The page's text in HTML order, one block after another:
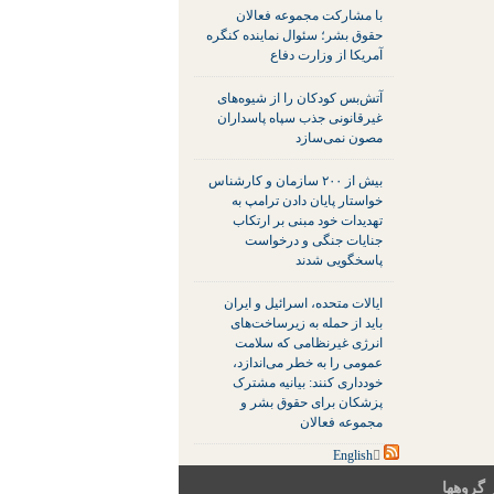
با مشارکت مجموعه فعالان
حقوق بشر؛ سئوال نماینده کنگره
آمریکا از وزارت دفاع
آتش‌بس کودکان را از شیوه‌های
غیرقانونی جذب سپاه پاسداران
مصون نمی‌سازد
بیش از ۲۰۰ سازمان و کارشناس
خواستار پایان دادن ترامپ به
تهدیدات خود مبنی بر ارتکاب
جنایات جنگی و درخواست
پاسخگویی شدند
ایالات متحده، اسرائیل و ایران
باید از حمله به زیرساخت‌های
انرژی غیرنظامی که سلامت
عمومی را به خطر می‌اندازد،
خودداری کنند: بیانیه مشترک
پزشکان برای حقوق بشر و
مجموعه فعالان
گروهها